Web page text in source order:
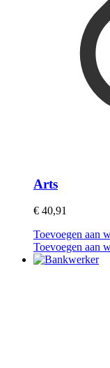
Arts
€ 40,91
Toevoegen aan
Toevoegen aan